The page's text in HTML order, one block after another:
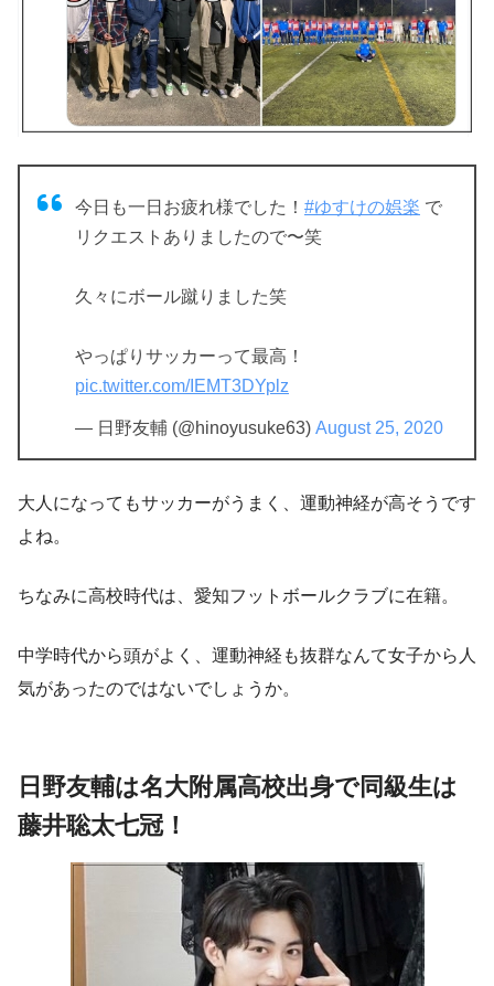
今日も一日お疲れ様でした！ #ゆすけの娯楽 で
リクエストありましたので〜笑
久々にボール蹴りました笑
やっぱりサッカーって最高！
pic.twitter.com/IEMT3DYplz
— 日野友輔 (@hinoyusuke63) August 25, 2020
大人になってもサッカーがうまく、運動神経が高そうです
よね。
ちなみに高校時代は、愛知フットボールクラブに在籍。
中学時代から頭がよく、運動神経も抜群なんて女子から人
気があったのではないでしょうか。
日野友輔は名大附属高校出身で同級生は
藤井聡太七冠！